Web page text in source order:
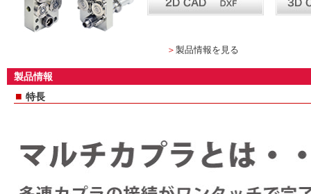
＞ 製品情報を見る
製品情報
■ 特長